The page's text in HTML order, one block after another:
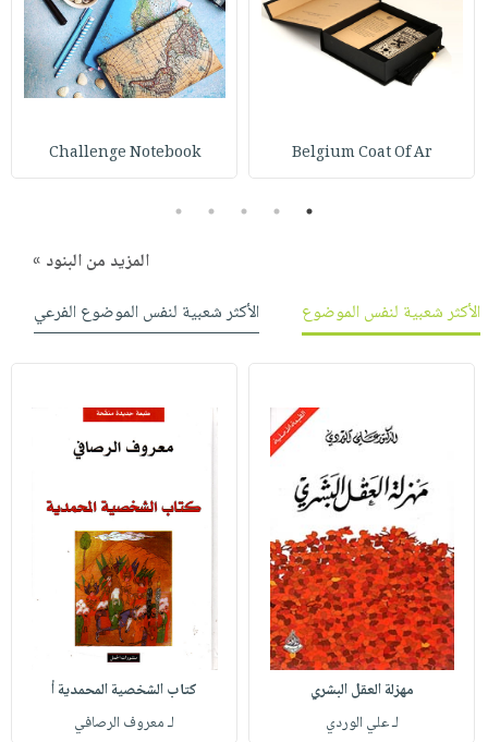
صابون
أطفال
مناسبات
فيديوهات
أسئلة
خدمات
نيل
تواصل
معنا
عربة
التسوق
الإصدارات
Belgium Coat Of Ar
Challenge Notebook
1
2
3
4
5
المزيد من البنود »
الأكثر شعبية لنفس الموضوع
الأكثر شعبية لنفس الموضوع الفرعي
مهزلة العقل البشري
لـ علي الوردي
كتاب الشخصية المحمدية أ
لـ معروف الرصافي